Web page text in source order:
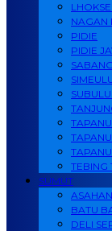
NAGAN
PIDIE
PIDIE
SABANG
TEBING
SUMUT
ASAHAN
BATU
DELI